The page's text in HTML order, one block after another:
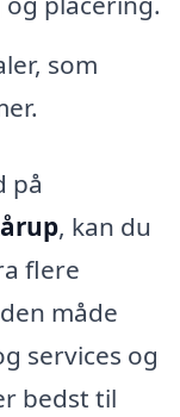
som
på
, kan du
flere
måde
services og
bedst til